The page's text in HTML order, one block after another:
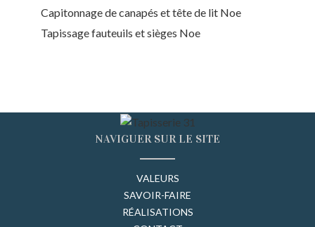
Capitonnage de canapés et tête de lit Noe
Tapissage fauteuils et sièges Noe
NAVIGUER SUR LE SITE
VALEURS
SAVOIR-FAIRE
RÉALISATIONS